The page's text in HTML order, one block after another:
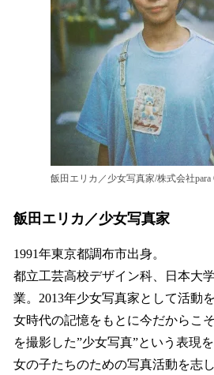
飯田エリカ／少女写真家/株式会社para
飯田エリカ／少女写真家
1991年東京都調布市出身。
都立工芸高校デザイン科、日本大
業。2013年少女写真家として活動
女時代の記憶をもとに今だからこ
を撮影した”少女写真”という表現
女の子たちのための写真活動を志